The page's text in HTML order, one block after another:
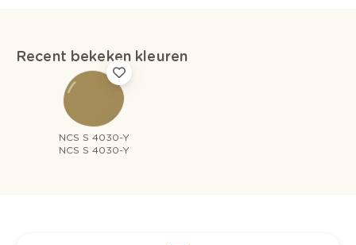
Recent bekeken kleuren
NCS S 4030-Y
NCS S 4030-Y